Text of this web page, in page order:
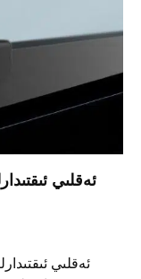
ئەقلىي
ئەقلىي